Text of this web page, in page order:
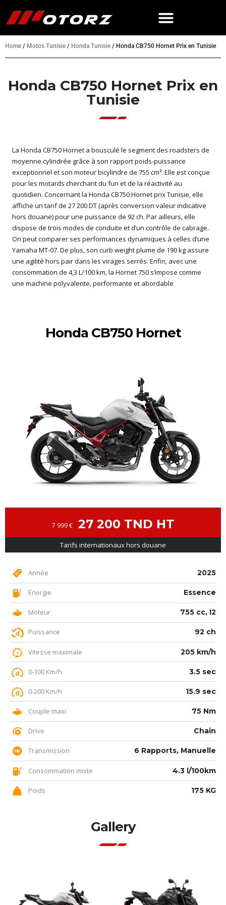
Home / Motos Tunisie / Honda Tunisie / Honda CB750 Hornet Prix en Tunisie
Honda CB750 Hornet Prix en
Tunisie
La Honda CB750 Hornet a bousculé le segment des roadsters de
moyenne cylindrée grâce à son rapport poids-puissance
exceptionnel et son moteur bicylindre de 755 cm³. Elle est conçue
pour les motards cherchant du fun et de la réactivité au
quotidien. Concernant la Honda CB750 Hornet prix Tunisie, elle
affiche un tarif de 27 200 DT (après conversion valeur indicative
hors douane) pour une puissance de 92 ch. Par ailleurs, elle
dispose de trois modes de conduite et d’un contrôle de cabrage.
On peut comparer ses performances dynamiques à celles d’une
Yamaha MT-07. De plus, son curb weight plume de 190 kg assure
une agilité hors pair dans les virages serrés. Enfin, avec une
consommation de 4,3 L/100 km, la Hornet 750 s’impose comme
une machine polyvalente, performante et abordable
Honda CB750 Hornet
27 200 TND HT
7 999 €
Tarifs internationaux hors douane
Année 2025
Energie Essence
Moteur 755 cc, I2
Puissance 92 ch
Vitesse maximale 205 km/h
0-100 Km/h 3.5 sec
0-200 Km/h 15.9 sec
Couple maxi 75 Nm
Drive Chain
Transmission 6 Rapports, Manuelle
Consommation mixte 4.3 l/100km
Poids 175 KG
Gallery